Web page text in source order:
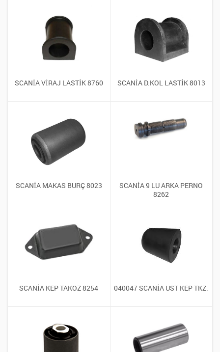
SCANİA VİRAJ LASTİK 8760 SCANİA D.KOL LASTİK 8013
SCANİA MAKAS BURÇ 8023
SCANİA 9 LU ARKA PERNO
8262
SCANİA KEP TAKOZ 8254 040047 SCANİA ÜST KEP TKZ.